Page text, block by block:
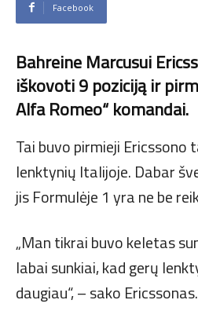
Facebook
Bahreine Marcusui
iškovoti 9 poziciją ir
Alfa Romeo“ komandai.
Tai buvo pirmieji
lenktynių Italijoje. Dabar
jis Formulėje 1 yra ne be
„Man tikrai buvo keletas
labai sunkiai, kad gerų
daugiau“, – sako